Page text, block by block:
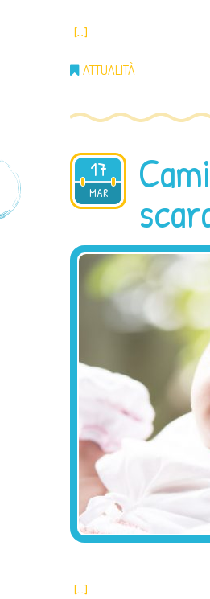
[…]
ATTUALITÀ
17
MAR
2021
[…]